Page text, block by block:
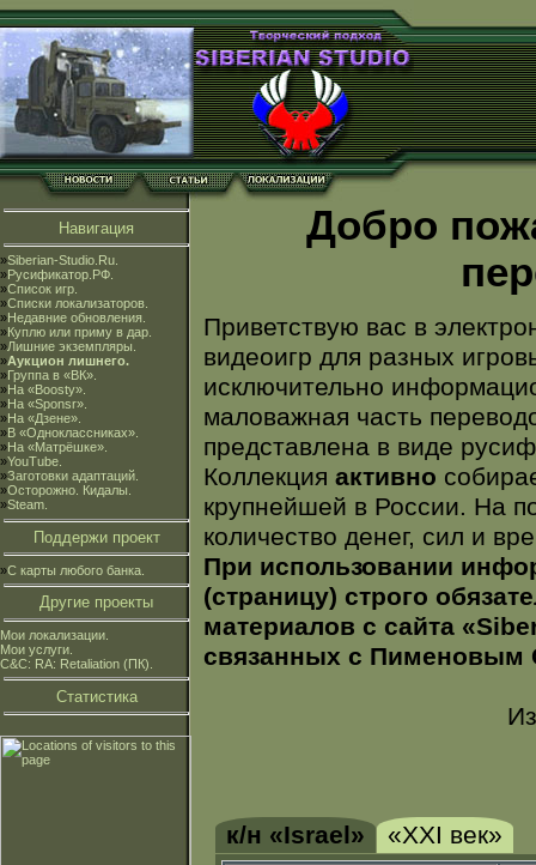
Навигация
»Siberian-Studio.Ru.
»Русификатор.РФ.
»Список игр.
»Списки локализаторов.
»Недавние обновления.
»Куплю или приму в дар.
»Лишние экземпляры.
»Аукцион лишнего.
»Группа в «ВК».
»На «Boosty».
»На «Sponsr».
»На «Дзене».
»В «Одноклассниках».
»На «Матрёшке».
»YouTube.
»Заготовки адаптаций.
»Осторожно. Кидалы.
»Steam.
Поддержи проект
»С карты любого банка.
Другие проекты
Мои локализации.
Мои услуги.
C&C: RA: Retaliation (ПК).
Статистика
Добро
Приветствую вас в
видеоигр для разных
исключительно
маловажная часть
представлена в виде
Коллекция активно
крупнейшей в России. На
количество денег, сил и
При использовании
(страницу) строго
материалов с сайта
связанных с Пименовым
к/н «Israel» «XXI век»